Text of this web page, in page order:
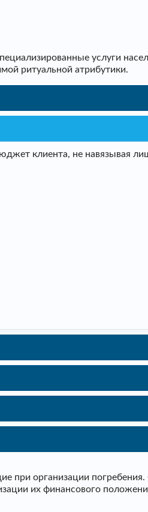
услуги
ритуальной атрибутики.
клиента, не навязывая
организации погребения.
их финансового